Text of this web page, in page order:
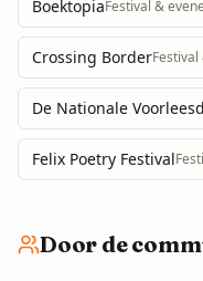
BoektopiaFestival &
Crossing Border
De Nationale
Felix Poetry Festival
Door de